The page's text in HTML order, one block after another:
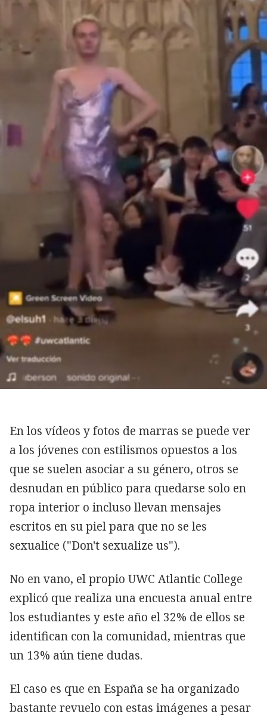
En los vídeos y fotos de marras se puede ver
a los jóvenes con estilismos opuestos a los
que se suelen asociar a su género, otros se
desnudan en público para quedarse solo en
ropa interior o incluso llevan mensajes
escritos en su piel para que no se les
sexualice ("Don't sexualize us").
No en vano, el propio UWC Atlantic College
explicó que realiza una encuesta anual entre
los estudiantes y este año el 32% de ellos se
identifican con la comunidad, mientras que
un 13% aún tiene dudas.
El caso es que en España se ha organizado
bastante revuelo con estas imágenes a pesar